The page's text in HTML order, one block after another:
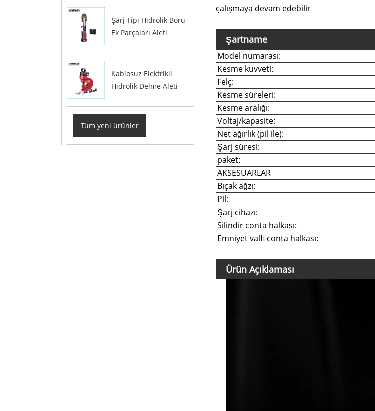
Şarj Tipi Hidrolik Boru
Ek Parçaları Aleti
Kablosuz Elektrikli
Hidrolik Delme Aleti
Tüm yeni ürünler
çalışmaya devam edebilir
Şartname
Model numarası:
Kesme kuvveti:
Felç:
Kesme süreleri:
Kesme aralığı:
Voltaj/kapasite:
Net ağırlık (pil ile):
Şarj süresi:
paket:
AKSESUARLAR
Bıçak ağzı:
Pil:
Şarj cihazı:
Silindir conta halkası:
Emniyet valfi conta halkası:
Ürün Açıklaması